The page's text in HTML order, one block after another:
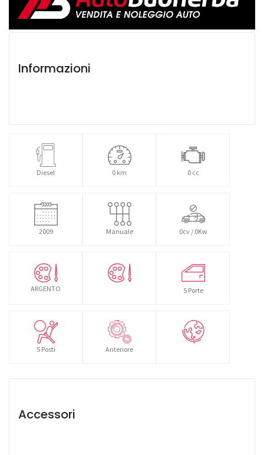
Informazioni
Diesel 0 km 0 cc
2009 Manuale 0cv / 0Kw
ARGENTO 5 Porte
5 Posti Anteriore
Accessori